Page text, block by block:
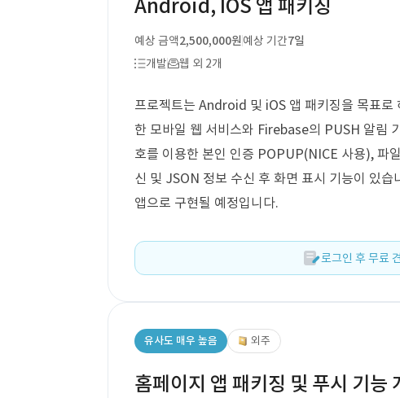
Android, IOS 앱 패키징
예상 금액2,500,000원예상 기간7일
개발
웹 외 2개
프로젝트는 Android 및 iOS 앱 패키징을 목표
한 모바일 웹 서비스와 Firebase의 PUSH 알림
호를 이용한 본인 인증 POPUP(NICE 사용), 파
신 및 JSON 정보 수신 후 화면 표시 기능이 있
앱으로 구현될 예정입니다.
로그인 후 무료
유사도 매우 높음 외주
홈페이지 앱 패키징 및 푸시 기능